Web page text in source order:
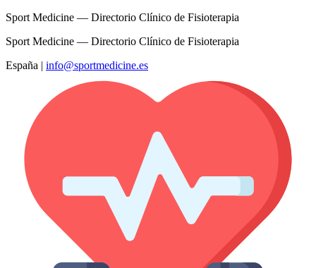
Sport Medicine — Directorio Clínico de Fisioterapia
Sport Medicine — Directorio Clínico de Fisioterapia
España | info@sportmedicine.es